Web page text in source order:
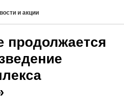
и акции
продолжается